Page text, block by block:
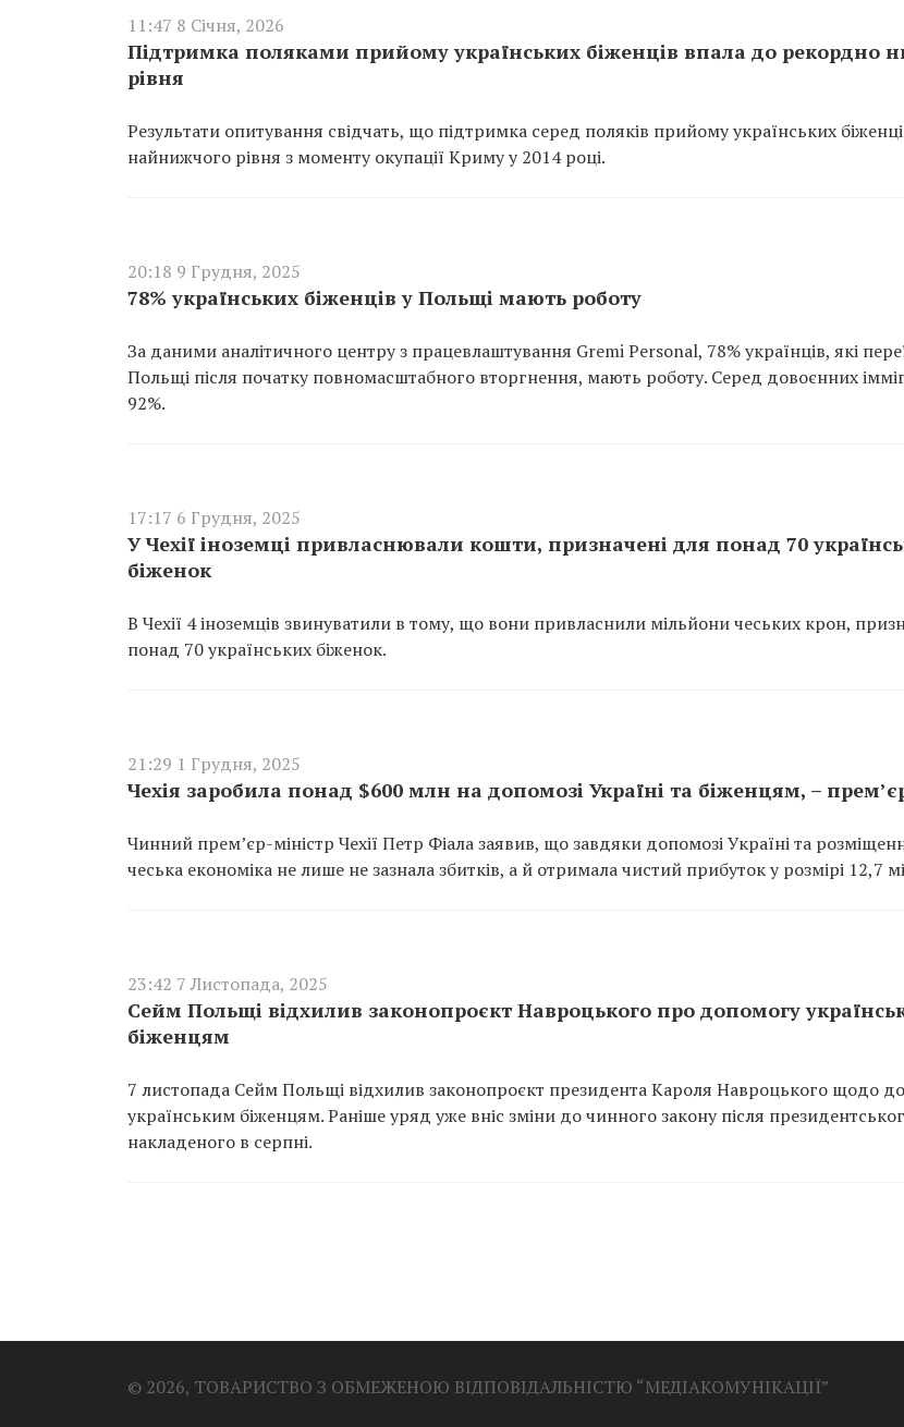
11:47 8 Січня, 2026
Підтримка поляками прийому українських біженців впала до рекордно
рівня
Результати опитування свідчать, що підтримка серед поляків прийому українських
найнижчого рівня з моменту окупації Криму у 2014 році.
20:18 9 Грудня, 2025
78% українських біженців у Польщі мають роботу
За даними аналітичного центру з працевлаштування Gremi Personal, 78% українців, які
Польщі після початку повномасштабного вторгнення, мають роботу. Серед довоєнних
92%.
17:17 6 Грудня, 2025
У Чехії іноземці привласнювали кошти, призначені для понад 70
біженок
В Чехії 4 іноземців звинуватили в тому, що вони привласнили мільйони чеських крон,
понад 70 українських біженок.
21:29 1 Грудня, 2025
Чехія заробила понад $600 млн на допомозі Україні та біженцям, –
Чинний прем’єр-міністр Чехії Петр Фіала заявив, що завдяки допомозі Україні та
чеська економіка не лише не зазнала збитків, а й отримала чистий прибуток у розмірі 12,7
23:42 7 Листопада, 2025
Сейм Польщі відхилив законопроєкт Навроцького про допомогу
біженцям
7 листопада Сейм Польщі відхилив законопроєкт президента Кароля Навроцького щодо
українським біженцям. Раніше уряд уже вніс зміни до чинного закону після
накладеного в серпні.
© 2026, ТОВАРИСТВО З ОБМЕЖЕНОЮ ВІДПОВІДАЛЬНІСТЮ “МЕДІАКОМУНІКАЦІЇ”